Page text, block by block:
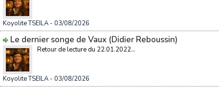
Koyolite TSEILA - 03/08/2026
Le dernier songe de Vaux (Didier Reboussin)
Retour de lecture du 22.01.2022...
Koyolite TSEILA - 03/08/2026